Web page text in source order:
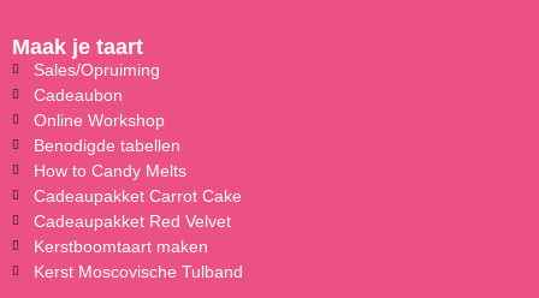
Maak je taart
Sales/Opruiming
Cadeaubon
Online Workshop
Benodigde tabellen
How to Candy Melts
Cadeaupakket Carrot Cake
Cadeaupakket Red Velvet
Kerstboomtaart maken
Kerst Moscovische Tulband